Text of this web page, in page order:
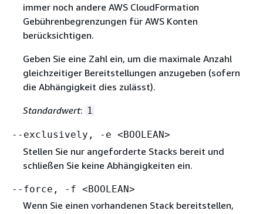
immer noch andere AWS CloudFormation
Gebührenbegrenzungen für AWS Konten
berücksichtigen.
Geben Sie eine Zahl ein, um die maximale Anzahl
gleichzeitiger Bereitstellungen anzugeben (sofern
die Abhängigkeit dies zulässt).
Standardwert: 1
--exclusively, -e <BOOLEAN>
Stellen Sie nur angeforderte Stacks bereit und
schließen Sie keine Abhängigkeiten ein.
--force, -f <BOOLEAN>
Wenn Sie einen vorhandenen Stack bereitstellen,